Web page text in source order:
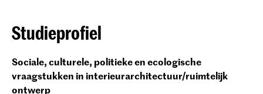
Studieprofiel
Sociale, culturele, politieke en ecologische
vraagstukken in interieurarchitectuur/ruimtelijk
ontwerp